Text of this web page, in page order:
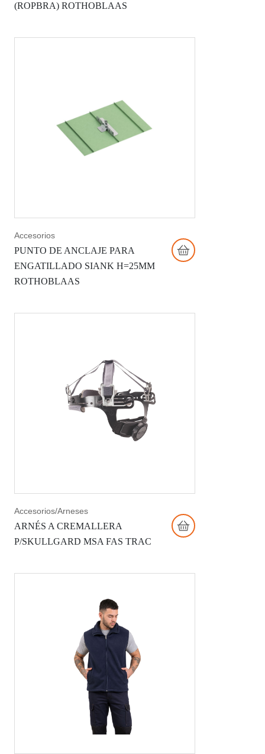
(ROPBRA) ROTHOBLAAS
Accesorios
PUNTO DE ANCLAJE PARA
ENGATILLADO SIANK H=25MM
ROTHOBLAAS
Accesorios/Arneses
ARNÉS A CREMALLERA
P/SKULLGARD MSA FAS TRAC